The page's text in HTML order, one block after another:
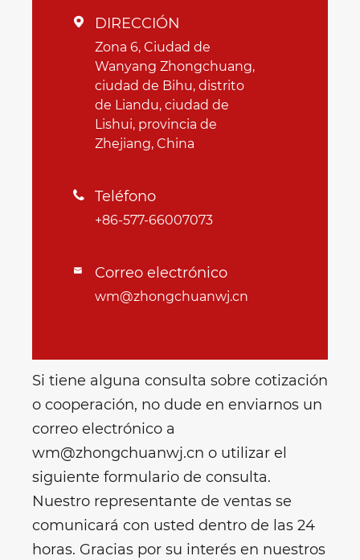
 DIRECCIÓN
Zona 6, Ciudad de
Wanyang Zhongchuang,
ciudad de Bihu, distrito
de Liandu, ciudad de
Lishui, provincia de
Zhejiang, China
 Teléfono
+86-577-66007073
 Correo electrónico
wm@zhongchuanwj.cn
Si tiene alguna consulta sobre cotización
o cooperación, no dude en enviarnos un
correo electrónico a
wm@zhongchuanwj.cn o utilizar el
siguiente formulario de consulta.
Nuestro representante de ventas se
comunicará con usted dentro de las 24
horas. Gracias por su interés en nuestros